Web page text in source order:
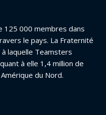
125 000 membres dans
le pays. La Fraternité
laquelle Teamsters
à elle 1,4 million de
du Nord.